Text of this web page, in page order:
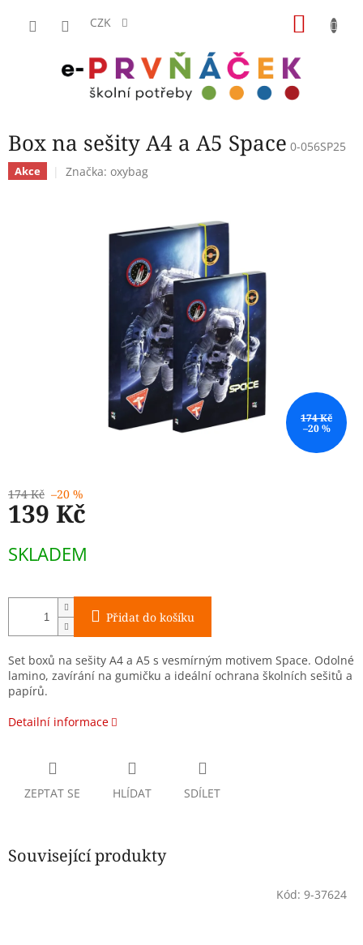
CZK
Box na sešity A4 a A5 Space 0-056SP25
Akce Značka: oxybag
174 Kč
–20 %
174 Kč –20 %
139 Kč
cena:
SKLADEM
Přidat do košíku
Set boxů na sešity A4 a A5 s vesmírným motivem Space. Odolné
lamino, zavírání na gumičku a ideální ochrana školních sešitů a
papírů.
Detailní informace
ZEPTAT SE HLÍDAT SDÍLET
Související produkty
Kód: 9-37624